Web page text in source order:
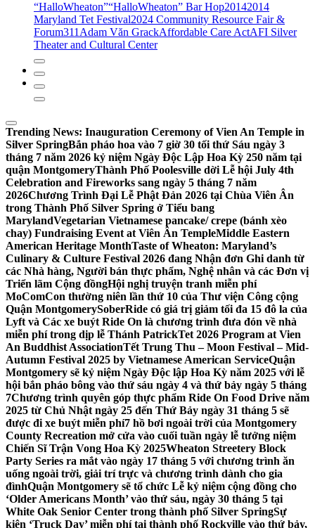
“HalloWheaton”“HalloWheaton” Bar Hop20142014
Maryland Tet Festival2024 Community Resource Fair &
Forum311 Adam Văn GrackAffordable Care ActAFI Silver
Theater and Cultural Center
Trending News: Inauguration Ceremony of Vien An Temple in
Silver SpringBắn pháo hoa vào 7 giờ 30 tối thứ Sáu ngày 3
tháng 7 năm 2026 kỷ niệm Ngày Độc Lập Hoa Kỳ 250 năm tại
quận MontgomeryThành Phố Poolesville dời Lễ hội July 4th
Celebration and Fireworks sang ngày 5 tháng 7 năm
2026Chương Trình Đại Lễ Phật Đản 2026 tại Chùa Viên Ân
trong Thành Phố Silver Spring ở Tiểu bang
MarylandVegetarian Vietnamese pancake/ crepe (bánh xèo
chay) Fundraising Event at Viên Ân TempleMiddle Eastern
American Heritage MonthTaste of Wheaton: Maryland’s
Culinary & Culture Festival 2026 đang Nhận đơn Ghi danh từ
các Nhà hàng, Người bán thực phẩm, Nghệ nhân và các Đơn vị
Triển lãm Cộng đồngHội nghị truyện tranh miễn phí
MoComCon thường niên lần thứ 10 của Thư viện Công cộng
Quận MontgomerySoberRide có giá trị giảm tối đa 15 đô la của
Lyft và Các xe buýt Ride On là chương trình đưa đón về nhà
miễn phí trong dịp lễ Thánh PatrickTet 2026 Program at Vien
An Buddhist AssociationTết Trung Thu – Moon Festival – Mid-
Autumn Festival 2025 by Vietnamese American ServiceQuận
Montgomery sẽ kỷ niệm Ngày Độc lập Hoa Kỳ năm 2025 với lễ
hội bắn pháo bông vào thứ sáu ngày 4 và thứ bảy ngày 5 tháng
7Chương trình quyên góp thực phẩm Ride On Food Drive năm
2025 từ Chủ Nhật ngày 25 đến Thứ Bảy ngày 31 tháng 5 sẽ
được đi xe buýt miễn phí7 hồ bơi ngoài trời của Montgomery
County Recreation mở cửa vào cuối tuần ngày lễ tưởng niệm
Chiến Sĩ Trận Vong Hoa Kỳ 2025Wheaton Streetery Block
Party Series ra mắt vào ngày 17 tháng 5 với chương trình ăn
uống ngoài trời, giải trí trực và chương trình dành cho gia
đìnhQuận Montgomery sẽ tổ chức Lễ kỷ niệm cộng đồng cho
‘Older Americans Month’ vào thứ sáu, ngày 30 tháng 5 tại
White Oak Senior Center trong thành phố Silver SpringSự
kiện ‘Truck Day’ miễn phí tại thành phố Rockville vào thứ bảy,